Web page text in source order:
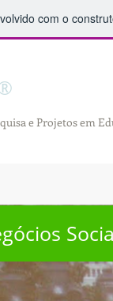
com o
e Projetos em